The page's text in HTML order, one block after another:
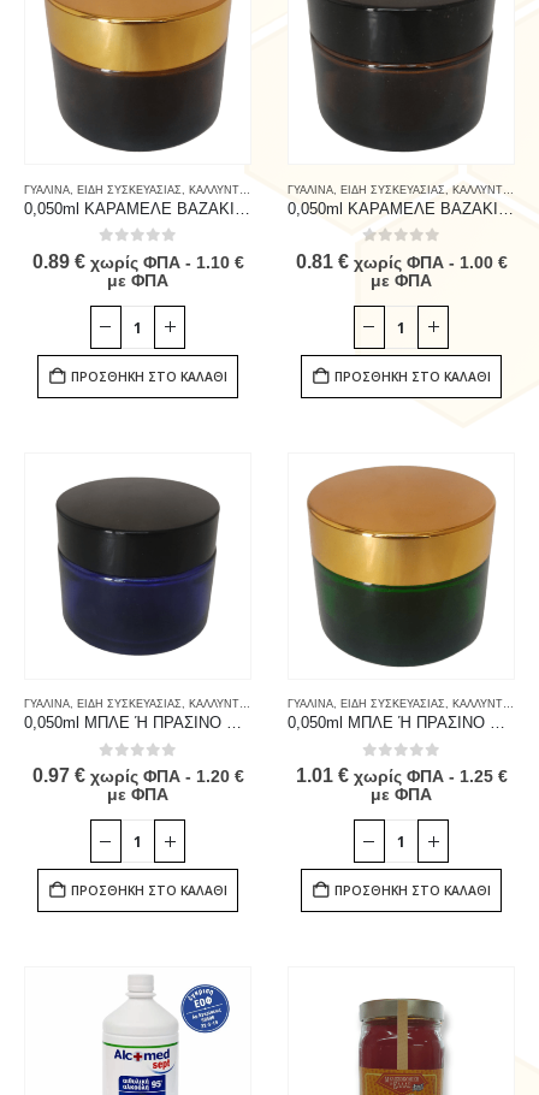
ΓΥΑΛΙΝΑ ΕΙΔΗ ΣΥΣΚΕΥΑΣΙΑΣ ΚΑΛΛΥΝΤΙΚΑ - Α' ΥΛΕΣ , ΜΕΛΙΣΣΟΚΟΜΙΚΟΣ ΕΞΟΠΛΙΣΜΟΣ,
out of 5
0.89 € χωρίς ΦΠΑ - 1.10 €
με ΦΠΑ
ΠΡΟΣΘΉΚΗ ΣΤΟ ΚΑΛΆΘΙ
ΓΥΑΛΙΝΑ ΕΙΔΗ ΣΥΣΚΕΥΑΣΙΑΣ ΚΑΛΛΥΝΤΙΚΑ - Α' ΥΛΕΣ
out of 5
0.81 € χωρίς ΦΠΑ - 1.00 €
με ΦΠΑ
ΠΡΟΣΘΉΚΗ ΣΤΟ ΚΑΛΆΘΙ
ΓΥΑΛΙΝΑ, ΕΙΔΗ ΣΥΣΚΕΥΑΣΙΑΣ, ΚΑΛΛΥΝΤΙΚΑ - Α' ΥΛΕΣ , ΜΕΛΙΣΣΟΚΟΜΙΚΟΣ ΕΞΟΠΛΙΣΜΟΣ,
0,050ml ΜΠΛΕ Ή ΠΡΑΣΙΝΟ ΒΑΖΑΚΙ ΜΕ ΕΠΙΠΩΜΑ ΚΑΙ ΚΑΠΑΚΙ ΜΑΥΡΟ (ΣΥΣΚ. 42 ΤΕΜ)
out of 5
0.97 € χωρίς ΦΠΑ - 1.20 €
με ΦΠΑ
ΠΡΟΣΘΉΚΗ ΣΤΟ ΚΑΛΆΘΙ
ΓΥΑΛΙΝΑ, ΕΙΔΗ ΣΥΣΚΕΥΑΣΙΑΣ, ΚΑΛΛΥΝΤΙΚΑ - Α' ΥΛΕΣ
0,050ml ΜΠΛΕ Ή ΠΡΑΣΙΝΟ ΒΑΖΑΚΙ ΜΕ ΕΠΙΠΩΜΑ ΚΑΙ ΚΑΠΑΚΙ ΧΡΥΣΟ ‘Η ΑΣΗΜΙ (ΣΥΣΚ. 42 ΤΕΜ)
out of 5
1.01 € χωρίς ΦΠΑ - 1.25 €
με ΦΠΑ
ΠΡΟΣΘΉΚΗ ΣΤΟ ΚΑΛΆΘΙ